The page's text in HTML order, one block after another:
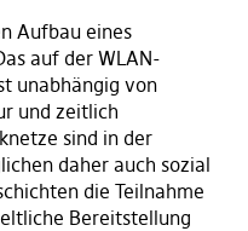
Aufbau eines
auf der WLAN-
unabhängig von
und zeitlich
sind in der
daher auch sozial
die Teilnahme
Bereitstellung